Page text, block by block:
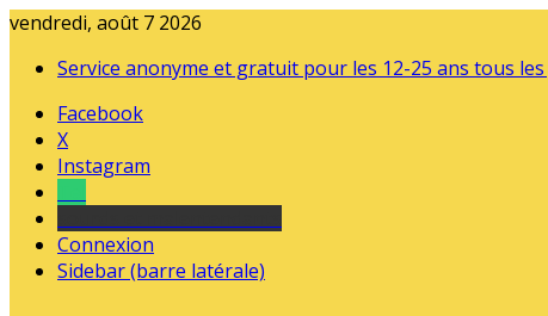
vendredi, août 7 2026
Service anonyme et gratuit pour les 12-25 ans tous
Facebook
X
Instagram
Connexion
Sidebar (barre latérale)